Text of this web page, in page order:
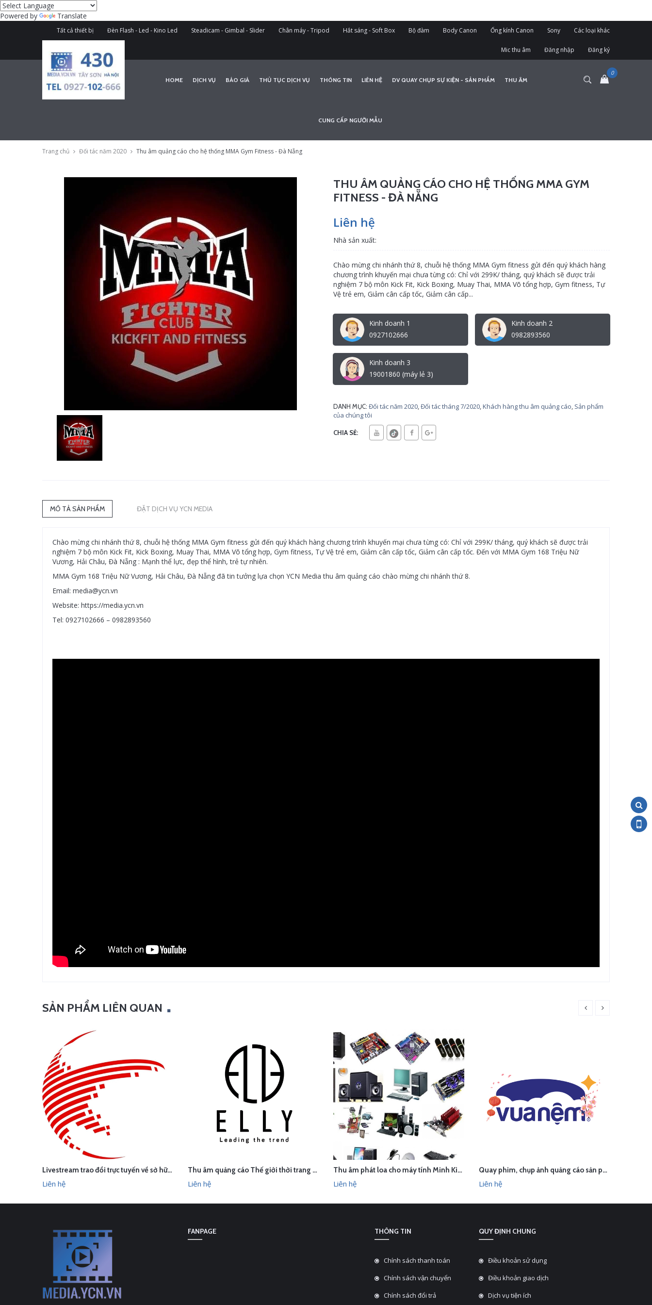
Powered by Translate
Tất cả thiết bị Đèn Flash - Led - Kino Led Steadicam - Gimbal - Slider Chân máy - Tripod Hắt sáng - Soft Box Bộ đàm Body Canon Ống kính Canon Sony Các loại khác
Mic thu âm Đăng nhập Đăng ký
HOME DỊCH VỤ BÁO GIÁ THỦ TỤC DỊCH VỤ THÔNG TIN LIÊN HỆ DV QUAY CHỤP SỰ KIỆN - SẢN PHẨM THU ÂM
CUNG CẤP NGƯỜI MẪU
Trang chủ Đối tác năm 2020 Thu âm quảng cáo cho hệ thống MMA Gym Fitness - Đà Nẵng
THU ÂM QUẢNG CÁO CHO HỆ THỐNG MMA GYM
FITNESS - ĐÀ NẴNG
Liên hệ
Nhà sản xuất:
Chào mừng chi nhánh thứ 8, chuỗi hệ thống MMA Gym fitness gửi đến quý khách hàng
chương trình khuyến mại chưa từng có: Chỉ với 299K/ tháng, quý khách sẽ được trải
nghiệm 7 bộ môn Kick Fit, Kick Boxing, Muay Thai, MMA Võ tổng hợp, Gym fitness, Tự
Vệ trẻ em, Giảm cân cấp tốc, Giảm cân cấp...
Kinh doanh 1
0927102666
Kinh doanh 2
0982893560
Kinh doanh 3
19001860 (máy lẻ 3)
DANH MỤC: Đối tác năm 2020,Đối tác tháng 7/2020,Khách hàng thu âm quảng cáo, Sản phẩm
của chúng tôi
CHIA SẺ:
MÔ TẢ SẢN PHẨM ĐẶT DỊCH VỤ YCN MEDIA
Chào mừng chi nhánh thứ 8, chuỗi hệ thống MMA Gym fitness gửi đến quý khách hàng chương trình khuyến mại chưa từng có: Chỉ với 299K/ tháng, quý khách sẽ được trải
nghiệm 7 bộ môn Kick Fit, Kick Boxing, Muay Thai, MMA Võ tổng hợp, Gym fitness, Tự Vệ trẻ em, Giảm cân cấp tốc, Giảm cân cấp tốc. Đến với MMA Gym 168 Triệu Nữ
Vương, Hải Châu, Đà Nẵng : Mạnh thể lực, đẹp thể hình, trẻ tự nhiên.
MMA Gym 168 Triệu Nữ Vương, Hải Châu, Đà Nẵng đã tin tưởng lựa chọn YCN Media thu âm quảng cáo chào mừng chi nhánh thứ 8.
Email: media@ycn.vn
Website: https://media.ycn.vn
Tel: 0927102666 – 0982893560
SẢN PHẨM LIÊN QUAN
LIÊN HỆ XEM NHANH
Livestream trao đổi trực tuyến về sở hữu trí tuệ trong hiệp định EVFTA
Liên hệ
LIÊN HỆ XEM NHANH
Thu âm quảng cáo Thế giới thời trang phụ kiện cao cấp ELLY, Sơn Tây, Hà Nội
Liên hệ
LIÊN HỆ XEM NHANH
Thu âm phát loa cho máy tính Minh Kiên - Phúc Thọ, Hà Nội
Liên hệ
LIÊN HỆ XEM NHANH
Quay phim, chụp ảnh quảng cáo sản phẩm Vua Nệm - Hà Nội
Liên hệ
FANPAGE THÔNG TIN
Chính sách thanh toán
Chính sách vận chuyển
Chính sách đổi trả
QUY ĐỊNH CHUNG
Điều khoản sử dụng
Điều khoản giao dịch
Dịch vụ tiện ích